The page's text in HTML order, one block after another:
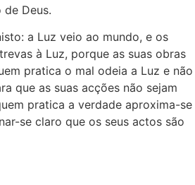
Deus.
a Luz veio ao mundo, e os
à Luz, porque as suas obras
pratica o mal odeia a Luz e não
que as suas acções não sejam
pratica a verdade aproxima-se
se claro que os seus actos são